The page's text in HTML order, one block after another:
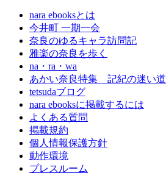
nara ebooksとは
今井町 一期一会
奈良のゆるキャラ訪問記
雅楽の奈良を歩く
na・ra・wa
あかい奈良特集 記紀の迷い道
tetsudaブログ
nara ebooksに掲載するには
よくある質問
掲載規約
個人情報保護方針
動作環境
プレスルーム